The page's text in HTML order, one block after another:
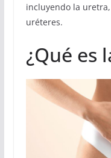
incluyendo la
uréteres.
¿Qué es